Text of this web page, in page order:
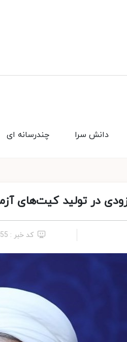
چندرسانه ای دانش سرا
در تولید کیت‌های
کد خبر : 55